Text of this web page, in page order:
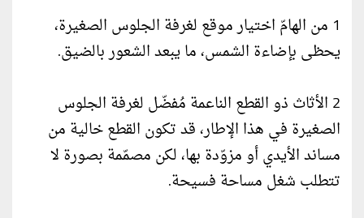
1 من الهامّ اختيار موقع لغرفة الجلوس الصغيرة،
يحظى بإضاءة الشمس، ما يبعد الشعور بالضيق.
2 الأثاث ذو القطع الناعمة مُفضّل لغرفة الجلوس
الصغيرة في هذا الإطار، قد تكون القطع خالية من
مساند الأيدي أو مزوّدة بها، لكن مصمّمة بصورة لا
تتطلب شغل مساحة فسيحة.